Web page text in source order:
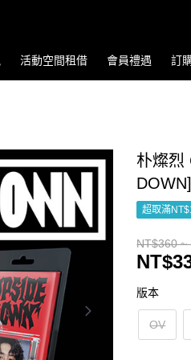
活動空間租借 會員禮遇 訂
朴燦烈
超取滿
NT$360 ~
版本
OV